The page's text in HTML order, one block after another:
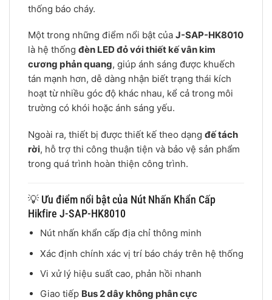
thống báo cháy.
Một trong những điểm nổi bật của J-SAP-HK8010
là hệ thống đèn LED đỏ với thiết kế vân kim
cương phản quang, giúp ánh sáng được khuếch
tán mạnh hơn, dễ dàng nhận biết trạng thái kích
hoạt từ nhiều góc độ khác nhau, kể cả trong môi
trường có khói hoặc ánh sáng yếu.
Ngoài ra, thiết bị được thiết kế theo dạng đế tách
rời, hỗ trợ thi công thuận tiện và bảo vệ sản phẩm
trong quá trình hoàn thiện công trình.
💡 Ưu điểm nổi bật của Nút Nhấn Khẩn Cấp
Hikfire J-SAP-HK8010
Nút nhấn khẩn cấp địa chỉ thông minh
Xác định chính xác vị trí báo cháy trên hệ thống
Vi xử lý hiệu suất cao, phản hồi nhanh
Giao tiếp Bus 2 dây không phân cực